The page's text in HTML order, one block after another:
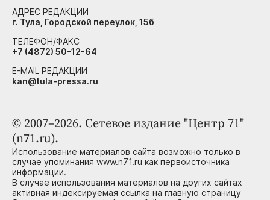
© 2007–2026. Сетевое издание "Центр 71"
(n71.ru).
Использование материалов сайта возможно только в
случае упоминания www.n71.ru как первоисточника
информации.
В случае использования материалов на других сайтах
активная индексируемая ссылка на главную страницу
АДРЕС РЕДАКЦИИ
г. Тула, Городской переулок, 15б
ТЕЛЕФОН/ФАКС
+7 (4872) 50-12-64
E-MAIL РЕДАКЦИИ
kan@tula-pressa.ru